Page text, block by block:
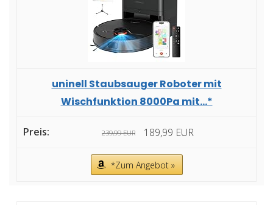
uninell Staubsauger Roboter mit
Wischfunktion 8000Pa mit...*
239,99 EUR 189,99 EUR
*Zum Angebot »